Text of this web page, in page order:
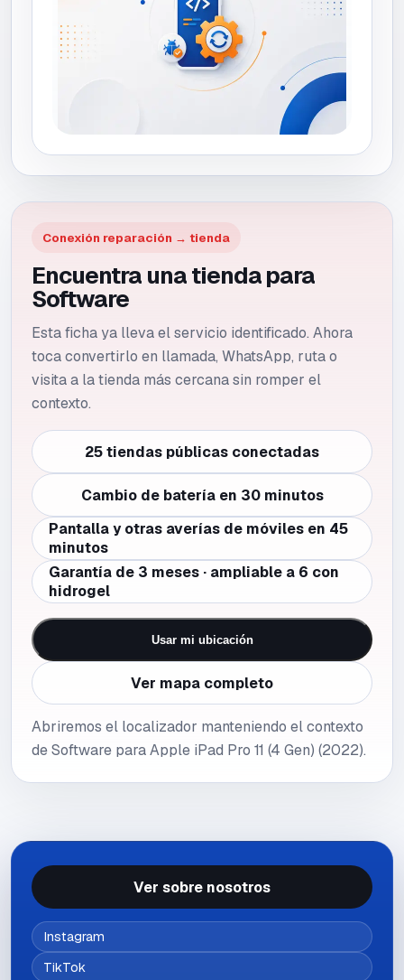
Conexión reparación → tienda
Encuentra una tienda para
Software
Esta ficha ya lleva el servicio identificado. Ahora
toca convertirlo en llamada, WhatsApp, ruta o
visita a la tienda más cercana sin romper el
contexto.
25 tiendas públicas conectadas
Cambio de batería en 30 minutos
Pantalla y otras averías de móviles en 45
minutos
Garantía de 3 meses · ampliable a 6 con
hidrogel
Usar mi ubicación
Ver mapa completo
Abriremos el localizador manteniendo el contexto
de Software para Apple iPad Pro 11 (4 Gen) (2022).
Ver sobre nosotros
Instagram
TikTok